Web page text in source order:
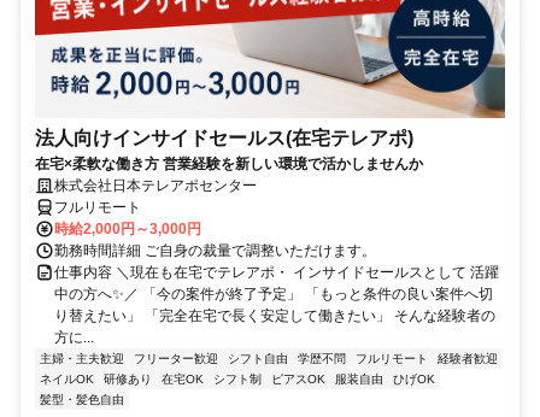
法人向けインサイドセールス(在宅テレアポ)
在宅×柔軟な働き方 営業経験を新しい環境で活かしませんか
株式会社日本テレアポセンター
フルリモート
時給2,000円～3,000円
勤務時間詳細 ご自身の裁量で調整いただけます。
仕事内容 ＼現在も在宅でテレアポ・ インサイドセールスとして 活躍
中の方へ✨／ 「今の案件が終了予定」 「もっと条件の良い案件へ切
り替えたい」 「完全在宅で長く安定して働きたい」 そんな経験者の
方に...
主婦・主夫歓迎 フリーター歓迎 シフト自由 学歴不問 フルリモート
経験者歓迎
ネイルOK
研修あり 在宅OK シフト制 ピアスOK 服装自由
ひげOK
髪型・髪色自由